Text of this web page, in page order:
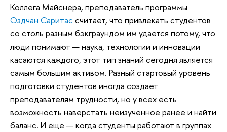
Коллега Майснера, преподаватель программы
Оздчан Саритас считает, что привлекать студентов
со столь разным бэкграундом им удается потому, что
люди понимают — наука, технологии и инновации
касаются каждого, этот тип знаний сегодня является
самым большим активом. Разный стартовый уровень
подготовки студентов иногда создает
преподавателям трудности, но у всех есть
возможность наверстать неизученное ранее и найти
баланс. И еще — когда студенты работают в группах